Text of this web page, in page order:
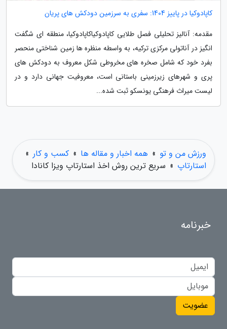
کاپادوکیا در پاییز 1404: سفری به سرزمین دودکش های پریان
مقدمه: آنالیز تحلیلی فصل طلایی کاپادوکیاکاپادوکیا، منطقه ای شگفت
انگیز در آناتولی مرکزی ترکیه، به واسطه منظره ها زمین شناختی منحصر
بفرد خود که شامل صخره های مخروطی شکل معروف به دودکش های
پری و شهرهای زیرزمینی باستانی است، معروفیت جهانی دارد و در
لیست میراث فرهنگی یونسکو ثبت شده...
ورزش من و تو » همه اخبار و مقاله ها » کسب و کار »
استارتاپ » سریع ترین روش اخذ استارتاپ ویزا کانادا
خبرنامه
عضویت